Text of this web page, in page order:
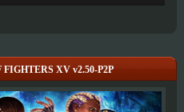
XV v2.50-P2P